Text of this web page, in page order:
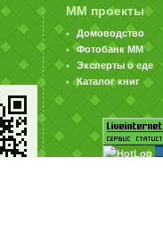
ММ проекты
Домоводство
Фотобанк ММ
Эксперты о еде
Каталог книг